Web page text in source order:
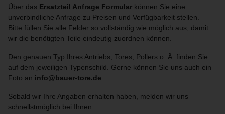
Über das Ersatzteil Anfrage Formular können Sie eine
unverbindliche Anfrage zu Preisen und Verfügbarkeit stellen.
Bitte füllen Sie alle Felder so vollständig wie möglich aus, damit
wir die benötigten Teile eindeutig zuordnen können.
Den genauen Typ Ihres Antriebs, Tores, Pollers o. Ä. finden Sie
auf dem jeweiligen Typenschild. Gerne können Sie uns auch ein
Foto an info@bauer-tore.de
Sobald wir Ihre Angaben erhalten haben, melden wir uns
schnellstmöglich bei Ihnen.